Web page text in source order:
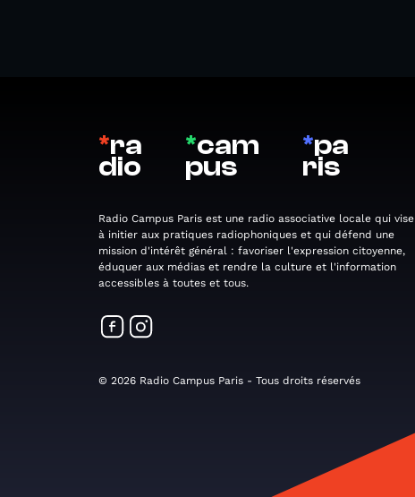
*ra
dio
*cam
pus
*pa
ris
Radio Campus Paris est une radio associative locale qui vise
à initier aux pratiques radiophoniques et qui défend une
mission d'intérêt général : favoriser l'expression citoyenne,
éduquer aux médias et rendre la culture et l'information
accessibles à toutes et tous.
© 2026 Radio Campus Paris - Tous droits réservés